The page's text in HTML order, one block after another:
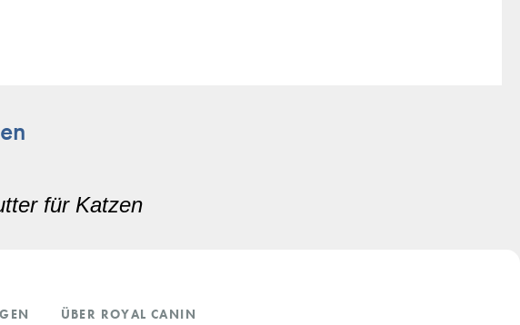
für Katzen
ÜBER ROYAL CANIN